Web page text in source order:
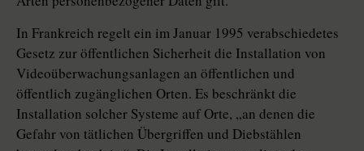
In Frankreich regelt ein im Januar 1995 verabschiedetes
Gesetz zur öffentlichen Sicherheit die Installation von
Videoüberwachungsanlagen an öffentlichen und
öffentlich zugänglichen Orten. Es beschränkt die
Installation solcher Systeme auf Orte, „an denen die
Gefahr von tätlichen Übergriffen und Diebstählen